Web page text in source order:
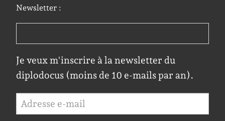
Newsletter :
Je veux m'inscrire à la newsletter du
diplodocus (moins de 10 e-mails par an).